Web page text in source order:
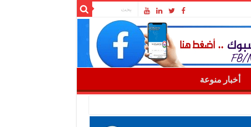
أخبار منوعة